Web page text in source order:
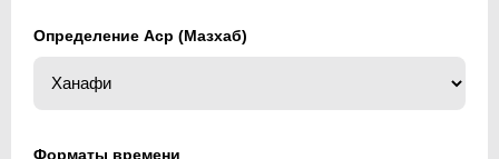
Определение Аср (Мазхаб)
Форматы времени